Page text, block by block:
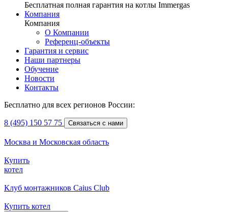
Бесплатная полная гарантия на котлы Immergas
Компания
Компания
О Компании
Референц-объекты
Гарантия и сервис
Наши партнеры
Обучение
Новости
Контакты
Бесплатно для всех регионов России:
8 (495) 150 57 75 Связаться с нами
Москва и Московская область
Купить
котел
Клуб монтажников Caius Club
Купить котел